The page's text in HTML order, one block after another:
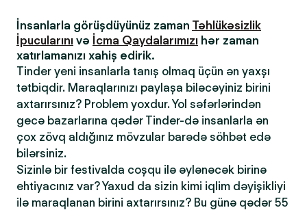
İnsanlarla görüşdüyünüz zaman Təhlükəsizlik
İpucularını və İcma Qaydalarımızı hər zaman
xatırlamanızı xahiş edirik.
Tinder yeni insanlarla tanış olmaq üçün ən yaxşı
tətbiqdir. Maraqlarınızı paylaşa biləcəyiniz birini
axtarırsınız? Problem yoxdur. Yol səfərlərindən
gecə bazarlarına qədər Tinder-də insanlarla ən
çox zövq aldığınız mövzular barədə söhbət edə
bilərsiniz.
Sizinlə bir festivalda coşqu ilə əylənəcək birinə
ehtiyacınız var? Yaxud da sizin kimi iqlim dəyişikliyi
ilə maraqlanan birini axtarırsınız? Bu günə qədər 55